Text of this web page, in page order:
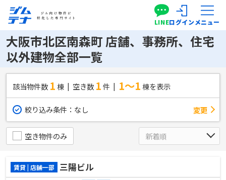
LINEログインメニュー
大阪市北区南森町 店舗、事務所、住宅
以外建物全部一覧
該当物件数 1棟 空き数 1件 1～1棟を表示
絞り込み条件： なし 変更
空き物件のみ
賃貸 | 店舗一部 三陽ビル